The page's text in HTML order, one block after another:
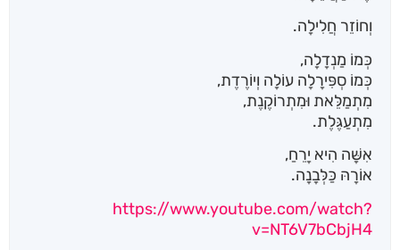
וְחוֹזֵר חֲלִילָה.
כְּמוֹ מַנְדָלָה,
כְּמוֹ סְפִּירָלָה עוֹלָה וְיוֹרֶדֶת,
מִתְמַלֵּאת וּמִתְרוֹקֶנֶת,
מִתְעַגֶּלֶת.
אִשָּׁה הִיא יָרֵחַ,
אוֹרָהּ כַּלְּבָנָה.
https://www.youtube.com/watch?
v=NT6V7bCbjH4